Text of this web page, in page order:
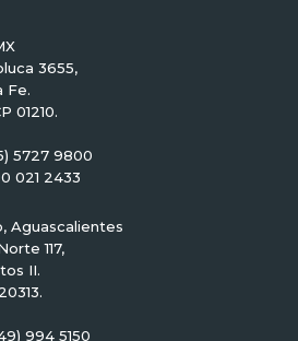
3655,
Fe.
01210.
5727 9800
021 2433
Aguascalientes
117,
II.
994 5150